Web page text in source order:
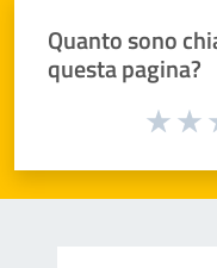
Quanto sono
questa pagina?
Valuta da 1 a 5 stelle la